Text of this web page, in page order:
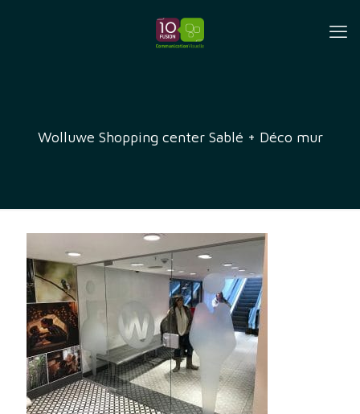
Wolluwe Shopping center Sablé + Déco mur